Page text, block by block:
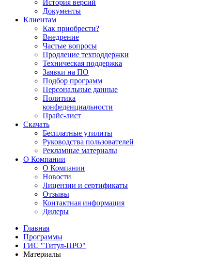
История версий
Документы
Клиентам
Как приобрести?
Внедрение
Частые вопросы
Продление техподдержки
Техническая поддержка
Заявки на ПО
Подбор программ
Персональные данные
Политика
конфеденциальности
Прайс-лист
Скачать
Бесплатные утилиты
Руководства пользователей
Рекламные материалы
О Компании
О Компании
Новости
Лицензии и сертификаты
Отзывы
Контактная информация
Дилеры
Главная
Программы
ГИС "Титул-ПРО"
Материалы